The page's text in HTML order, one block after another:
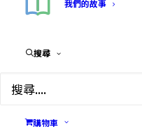
我們的故事
搜尋
購物車
結婚回禮
包裝